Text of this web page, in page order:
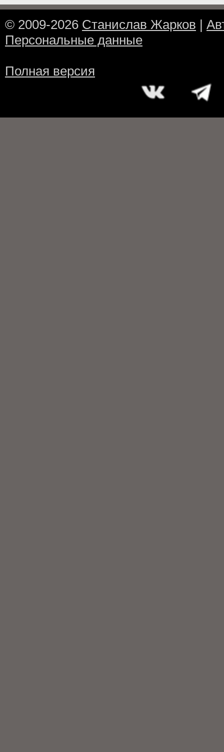
© 2009-2026 Станислав Жарков |
Персональные данные
Полная версия